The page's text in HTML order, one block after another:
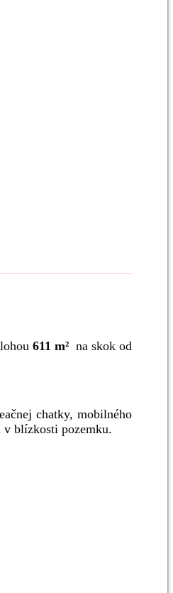
611 m² na skok od
chatky, mobilného
blízkosti pozemku.